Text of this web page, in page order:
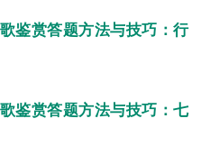
鉴赏答题方法与技巧：行
鉴赏答题方法与技巧：七